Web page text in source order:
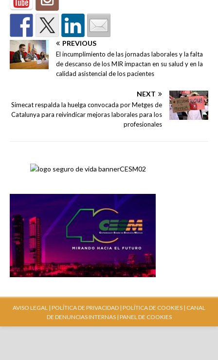
PREVIOUS
El incumplimiento de las jornadas laborales y la falta
de descanso de los MIR impactan en su salud y en la
calidad asistencial de los pacientes
NEXT
Simecat respalda la huelga convocada por Metges de
Catalunya para reivindicar mejoras laborales para los
profesionales
AVISO LEGAL | POLÍTICA DE PRIVACIDAD | POLÍTICA DE COOKIES | CANAL
DE DENUNCIAS INTERNAS| PANEL DE COOKIES